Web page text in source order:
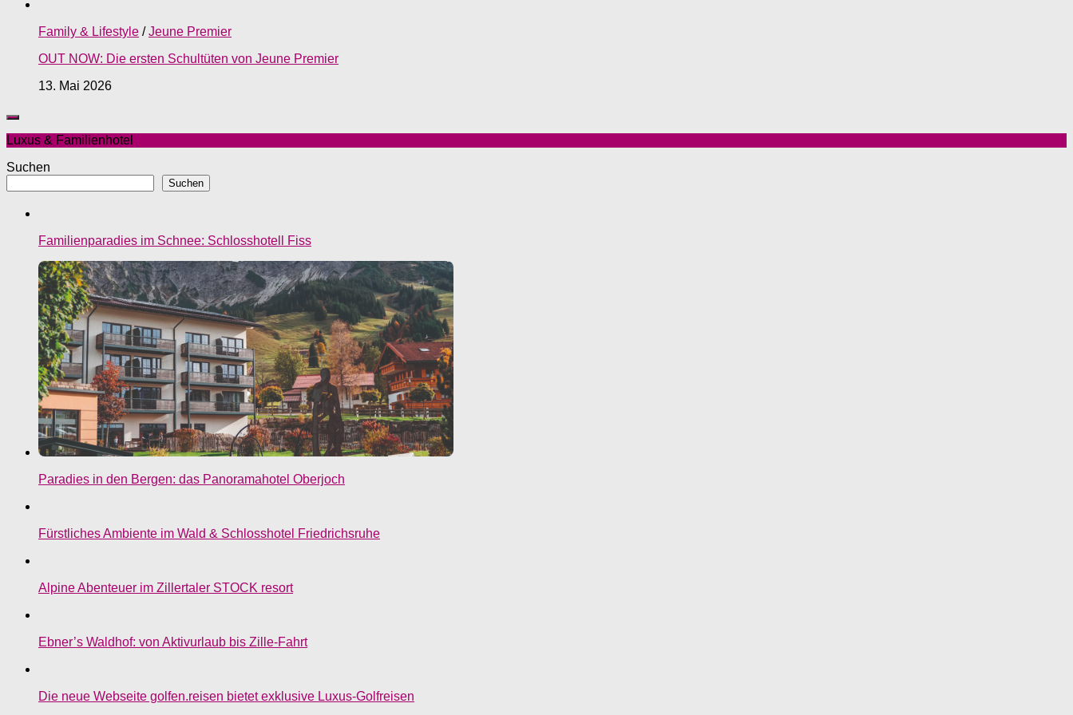
Family & Lifestyle /Jeune Premier
OUT NOW: Die ersten Schultüten von Jeune Premier
13. Mai 2026
Luxus & Familienhotel
Suchen
Suchen
Familienparadies im Schnee: Schlosshotell Fiss
Paradies in den Bergen: das Panoramahotel Oberjoch
Fürstliches Ambiente im Wald & Schlosshotel Friedrichsruhe
Alpine Abenteuer im Zillertaler STOCK resort
Ebner’s Waldhof: von Aktivurlaub bis Zille-Fahrt
Die neue Webseite golfen.reisen bietet exklusive Luxus-Golfreisen